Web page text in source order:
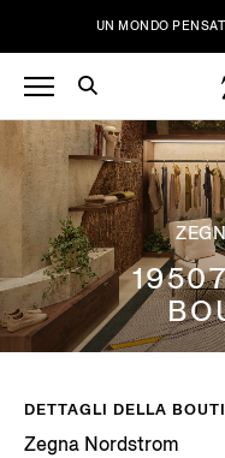
UN MONDO
DETTAGLI DELLA
Zegna Nordstrom